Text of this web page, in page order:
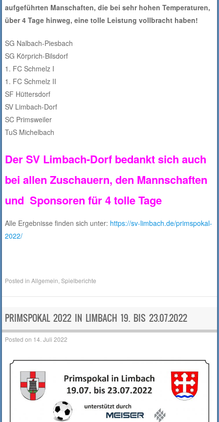
aufgeführten Manschaften, die bei sehr hohen Temperaturen,
über 4 Tage hinweg, eine tolle Leistung vollbracht haben!
SG Nalbach-Piesbach
SG Körprich-Bilsdorf
1. FC Schmelz I
1. FC Schmelz II
SF Hüttersdorf
SV Limbach-Dorf
SC Primsweiler
TuS Michelbach
Der SV Limbach-Dorf bedankt sich auch
bei allen Zuschauern, den Mannschaften
und Sponsoren für 4 tolle Tage
Alle Ergebnisse finden sich unter: https://sv-limbach.de/primspokal-
2022/
Posted inAllgemein ,Spielberichte
PRIMSPOKAL 2022 IN LIMBACH 19. BIS 23.07.2022
Posted on 14. Juli 2022